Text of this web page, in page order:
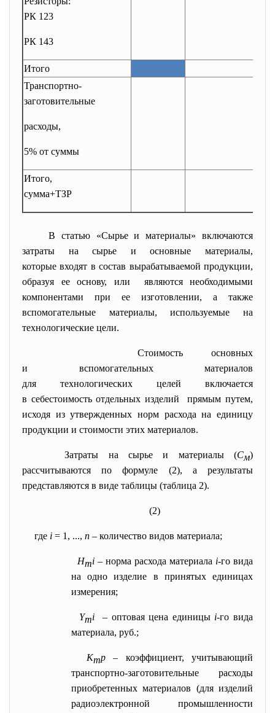
РК 123
РК 143
Итого
Транспортно-
заготовительные
расходы,
5% от суммы
Итого,
сумма+ТЗР
В статью «Сырье и материалы» включаются
затраты на сырье и основные материалы,
которые входят в состав вырабатываемой продукции,
образуя ее основу, или являются необходимыми
компонентами при ее изготовлении, а также
вспомогательные материалы, используемые на
технологические цели.
Стоимость основных
и вспомогательных материалов
для технологических целей включается
в себестоимость отдельных изделий прямым путем,
исходя из утвержденных норм расхода на единицу
продукции и стоимости этих материалов.
Затраты на сырье и материалы (См)
рассчитываются по формуле (2), а результаты
представляются в виде таблицы (таблица 2).
(2)
где i = 1, ..., n – количество видов материала;
Hmi – норма расхода материала i-го вида
на одно изделие в принятых единицах
измерения;
Ymi – оптовая цена единицы i-го вида
материала, руб.;
Кmр– коэффициент, учитывающий
транспортно-заготовительные расходы
приобретенных материалов (для изделий
радиоэлектронной промышленности